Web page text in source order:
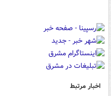
اخبار مرتبط